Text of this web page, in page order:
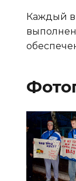
Каждый